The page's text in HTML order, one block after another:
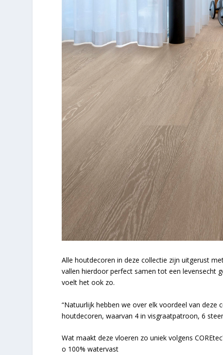
Alle houtdecoren in deze collectie zijn uitgerust
vallen hierdoor perfect samen tot een levensecht
voelt het ook zo.
“Natuurlijk hebben we over elk voordeel van
houtdecoren, waarvan 4 in visgraatpatroon, 6
Wat maakt deze vloeren zo uniek volgens
o 100% watervast